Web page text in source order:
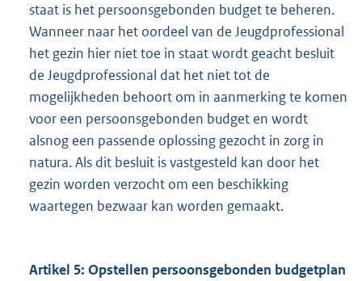
staat is het persoonsgebonden budget te beheren.
Wanneer naar het oordeel van de Jeugdprofessional
het gezin hier niet toe in staat wordt geacht besluit
de Jeugdprofessional dat het niet tot de
mogelijkheden behoort om in aanmerking te komen
voor een persoonsgebonden budget en wordt
alsnog een passende oplossing gezocht in zorg in
natura. Als dit besluit is vastgesteld kan door het
gezin worden verzocht om een beschikking
waartegen bezwaar kan worden gemaakt.
Artikel 5: Opstellen persoonsgebonden budgetplan